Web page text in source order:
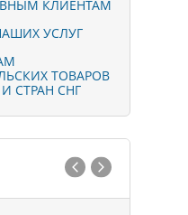
КЛИЕНТАМ
УСЛУГ
ТОВАРОВ
СТРАН СНГ